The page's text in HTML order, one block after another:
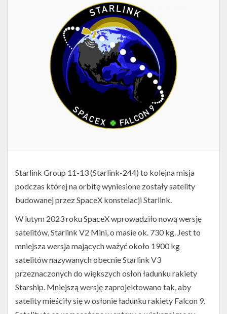
Starlink Group 11-13 (Starlink-244) to kolejna misja
podczas której na orbitę wyniesione zostały satelity
budowanej przez SpaceX konstelacji Starlink.
W lutym 2023 roku SpaceX wprowadziło nową wersję
satelitów, Starlink V2 Mini, o masie ok. 730 kg. Jest to
mniejsza wersja mających ważyć około 1900 kg
satelitów nazywanych obecnie Starlink V3
przeznaczonych do większych osłon ładunku rakiety
Starship. Mniejszą wersję zaprojektowano tak, aby
satelity mieściły się w osłonie ładunku rakiety Falcon 9.